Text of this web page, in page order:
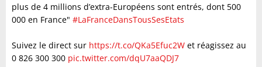
plus de 4 millions d’extra-Européens sont entrés, dont 500
000 en France" #LaFranceDansTousSesEtats
​Suivez le direct sur https://t.co/QKa5Efuc2W et réagissez au
0 826 300 300 pic.twitter.com/dqU7aaQDJ7